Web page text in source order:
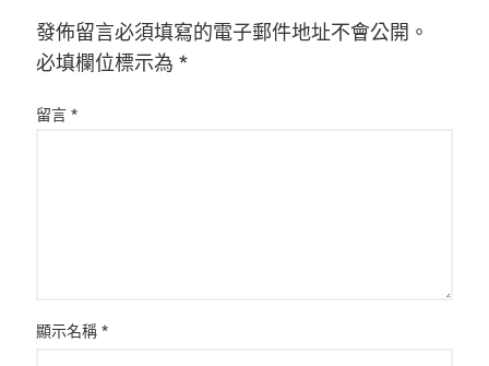
發佈留言必須填寫的電子郵件地址不會公開。
必填欄位標示為 *
留言 *
顯示名稱 *